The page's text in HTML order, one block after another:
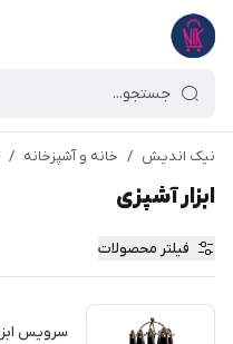
نیک اندیش / خانه و آشپزخانه /
ابزار آشپزی
فیلتر محصولات